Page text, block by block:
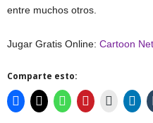
entre muchos otros.
Jugar Gratis Online: Cartoon
Comparte esto: